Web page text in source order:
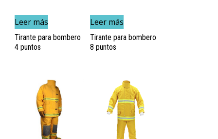
Leer más
Tirante para bombero
4 puntos
Leer más
Tirante para bombero
8 puntos